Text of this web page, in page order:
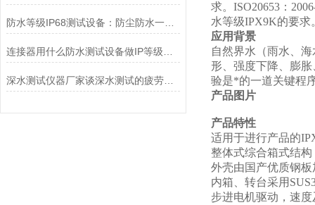
防水等级IP68测试设备：防尘防水一体检测全解
深水测试仪器厂家谈深水测试的疲劳实验技术
求。 ISO20653：
水等级IPX9K的要求
应用背景
自然界水（雨水、
形、强度下降、膨
验是*的一道关键程
产品图片
产品特性
适用于进行产品的
整体式综合箱式结构
外壳由国产优质钢
内箱
转台采用
步进电机驱动 ，速